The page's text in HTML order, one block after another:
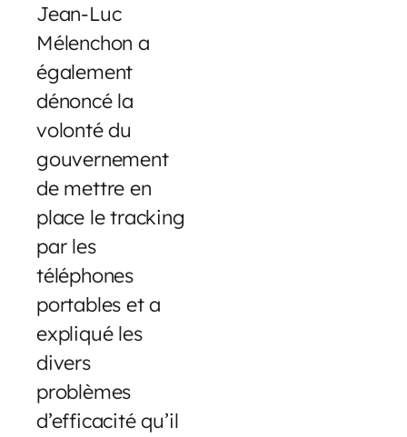
Jean-Luc
Mélenchon a
également
dénoncé la
volonté du
gouvernement
de mettre en
place le tracking
par les
téléphones
portables et a
expliqué les
divers
problèmes
d’efficacité qu’il